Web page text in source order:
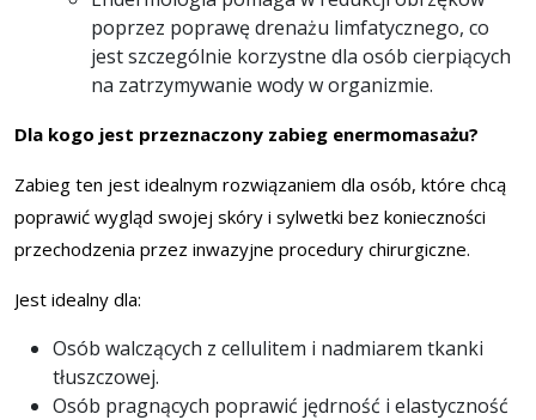
poprzez poprawę drenażu limfatycznego, co
jest szczególnie korzystne dla osób cierpiących
na zatrzymywanie wody w organizmie.
Dla kogo jest przeznaczony zabieg enermomasażu?
Zabieg ten jest idealnym rozwiązaniem dla osób, które chcą
poprawić wygląd swojej skóry i sylwetki bez konieczności
przechodzenia przez inwazyjne procedury chirurgiczne.
Jest idealny dla:
Osób walczących z cellulitem i nadmiarem tkanki
tłuszczowej.
Osób pragnących poprawić jędrność i elastyczność